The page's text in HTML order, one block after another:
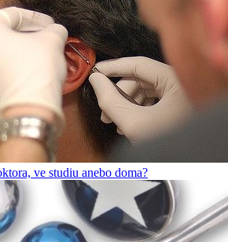
ve studiu anebo doma?